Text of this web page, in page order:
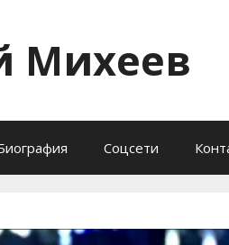
Михеев
Соцсети